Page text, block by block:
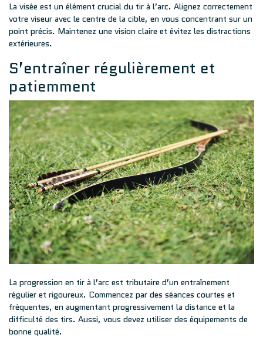
La visée est un élément crucial du tir à l’arc. Alignez correctement
votre viseur avec le centre de la cible, en vous concentrant sur un
point précis. Maintenez une vision claire et évitez les distractions
extérieures.
S’entraîner régulièrement et
patiemment
La progression en tir à l’arc est tributaire d’un entraînement
régulier et rigoureux. Commencez par des séances courtes et
fréquentes, en augmentant progressivement la distance et la
difficulté des tirs. Aussi, vous devez utiliser des équipements de
bonne qualité.